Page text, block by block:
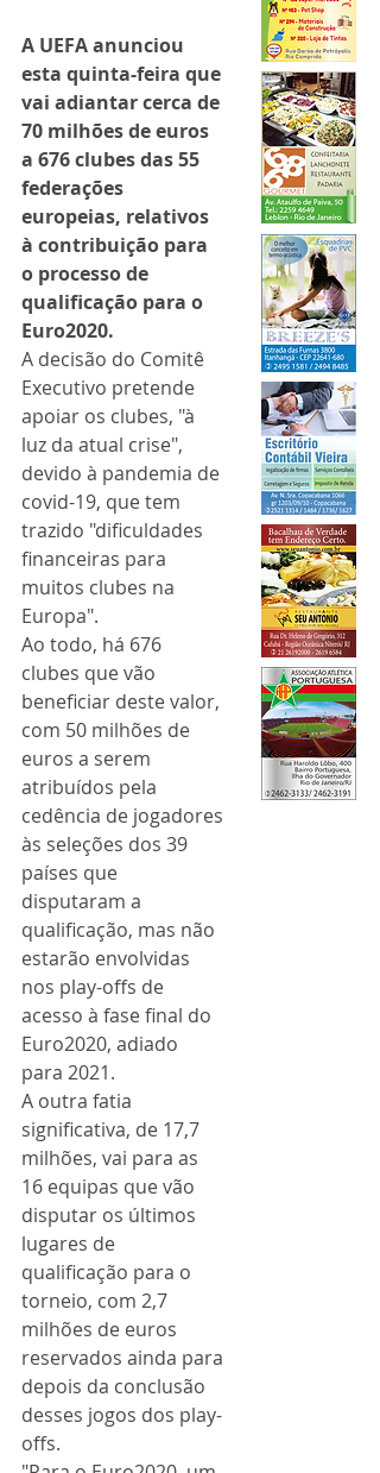
A UEFA anunciou
esta quinta-feira que
vai adiantar cerca de
70 milhões de euros
a 676 clubes das 55
federações
europeias, relativos
à contribuição para
o processo de
qualificação para o
Euro2020.
A decisão do Comitê
Executivo pretende
apoiar os clubes, "à
luz da atual crise",
devido à pandemia de
covid-19, que tem
trazido "dificuldades
financeiras para
muitos clubes na
Europa".
Ao todo, há 676
clubes que vão
beneficiar deste valor,
com 50 milhões de
euros a serem
atribuídos pela
cedência de jogadores
às seleções dos 39
países que
disputaram a
qualificação, mas não
estarão envolvidas
nos play-offs de
acesso à fase final do
Euro2020, adiado
para 2021.
A outra fatia
significativa, de 17,7
milhões, vai para as
16 equipas que vão
disputar os últimos
lugares de
qualificação para o
torneio, com 2,7
milhões de euros
reservados ainda para
depois da conclusão
desses jogos dos play-
offs.